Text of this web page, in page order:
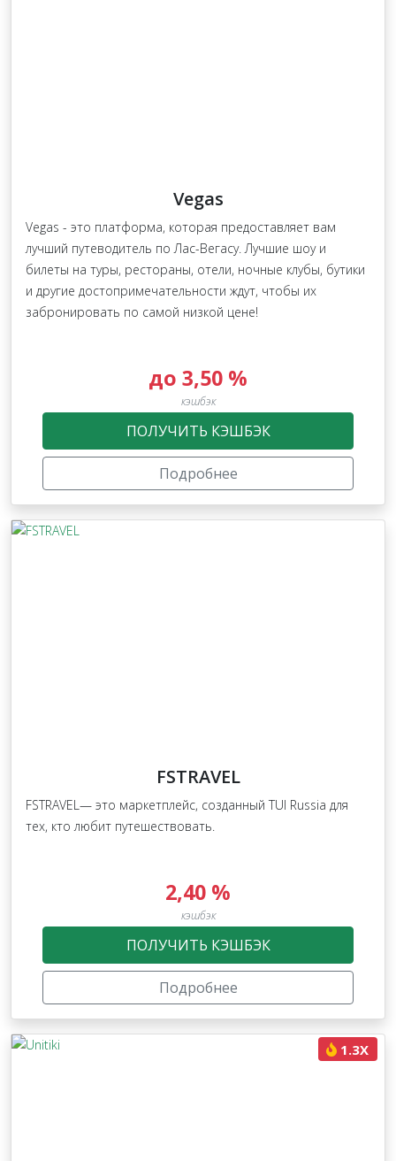
Vegas
Vegas - это платформа, которая предоставляет вам
лучший путеводитель по Лас-Вегасу. Лучшие шоу и
билеты на туры, рестораны, отели, ночные клубы, бутики
и другие достопримечательности ждут, чтобы их
забронировать по самой низкой цене!
до 3,50 %
кэшбэк
ПОЛУЧИТЬ КЭШБЭК
Подробнее
FSTRAVEL
FSTRAVEL— это маркетплейс, созданный TUI Russia для
тех, кто любит путешествовать.
2,40 %
кэшбэк
ПОЛУЧИТЬ КЭШБЭК
Подробнее
1.3X